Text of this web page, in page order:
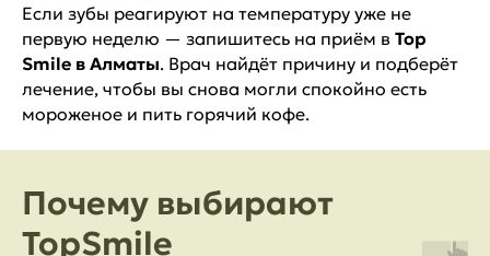
Если зубы реагируют на температуру уже не
первую неделю — запишитесь на приём в Top
Smile в Алматы. Врач найдёт причину и подберёт
лечение, чтобы вы снова могли спокойно есть
мороженое и пить горячий кофе.
Почему выбирают
TopSmile